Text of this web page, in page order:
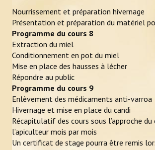
Nourrissement et préparation hivernage
Présentation et préparation du matériel
Programme du cours 8
Extraction du miel
Conditionnement en pot du miel
Mise en place des hausses à lécher
Répondre au public
Programme du cours 9
Enlèvement des médicaments anti-varroa
Hivernage et mise en place du candi
Récapitulatif des cours sous l’approche du
l’apiculteur mois par mois
Un certificat de stage pourra être remis